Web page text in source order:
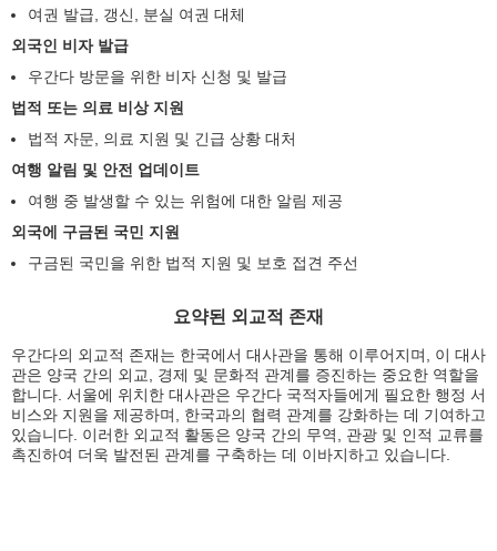
여권 발급, 갱신, 분실 여권 대체
외국인 비자 발급
우간다 방문을 위한 비자 신청 및 발급
법적 또는 의료 비상 지원
법적 자문, 의료 지원 및 긴급 상황 대처
여행 알림 및 안전 업데이트
여행 중 발생할 수 있는 위험에 대한 알림 제공
외국에 구금된 국민 지원
구금된 국민을 위한 법적 지원 및 보호 접견 주선
요약된 외교적 존재
우간다의 외교적 존재는 한국에서 대사관을 통해 이루어지며, 이 대사
관은 양국 간의 외교, 경제 및 문화적 관계를 증진하는 중요한 역할을
합니다. 서울에 위치한 대사관은 우간다 국적자들에게 필요한 행정 서
비스와 지원을 제공하며, 한국과의 협력 관계를 강화하는 데 기여하고
있습니다. 이러한 외교적 활동은 양국 간의 무역, 관광 및 인적 교류를
촉진하여 더욱 발전된 관계를 구축하는 데 이바지하고 있습니다.